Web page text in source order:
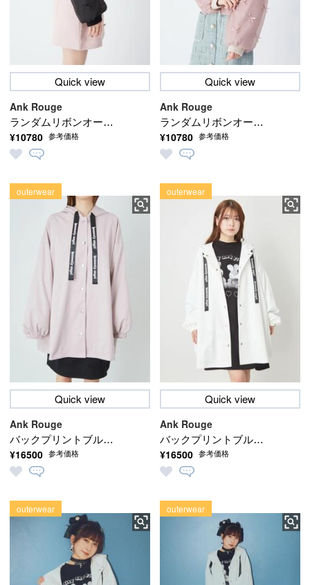
Quick view
ランダムリボンオーガ
ンジーブルゾン
Ank Rouge
¥10780 参考価格
Quick view
ランダムリボンオーガ
ンジーブルゾン
Ank Rouge
¥10780 参考価格
Quick view
バックプリントブルゾ
ン
Ank Rouge
¥16500 参考価格
outerwear
Quick view
バックプリントブルゾ
ン
Ank Rouge
¥16500 参考価格
outerwear
outerwear outerwear